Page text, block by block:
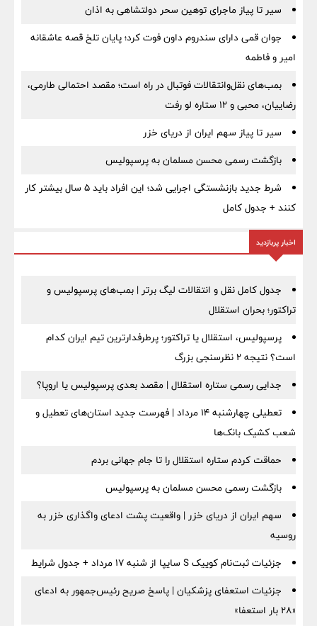
سیر تا پیاز ماجرای توهین سحر دولتشاهی به اذان
جوان قمی دارای سندروم داون فوت کرد؛ پایان تلخ قصه عاشقانه
امیر و فاطمه
بمب‌های نقل‌وانتقالات فوتبال در راه است؛ مقصد احتمالی طارمی،
رضاییان، محبی و ۱۲ ستاره لو رفت
سیر تا پیاز سهم ایران از دریای خزر
بازگشت رسمی محسن مسلمان به پرسپولیس
شرط جدید بازنشستگی اجرایی شد؛ این افراد باید ۵ سال بیشتر کار
کنند + جدول کامل
اخبار پربازدید
جدول کامل نقل و انتقالات لیگ برتر | بمب‌های پرسپولیس و
تراکتور؛ بحران استقلال
پرسپولیس، استقلال یا تراکتور؛ پرطرفدارترین تیم ایران کدام
است؟ نتیجه ۲ نظرسنجی بزرگ
جدایی رسمی ستاره استقلال | مقصد بعدی پرسپولیس یا اروپا؟
تعطیلی چهارشنبه ۱۴ مرداد | فهرست جدید استان‌های تعطیل و
شعب کشیک بانک‌ها
حماقت کردم ستاره استقلال را تا جام جهانی بردم
بازگشت رسمی محسن مسلمان به پرسپولیس
سهم ایران از دریای خزر | واقعیت پشت ادعای واگذاری خزر به
روسیه
جزئیات ثبت‌نام کوییک S سایپا از شنبه ۱۷ مرداد + جدول شرایط
جزئیات استعفای پزشکیان | پاسخ صریح رئیس‌جمهور به ادعای
«۲۸ بار استعفا»